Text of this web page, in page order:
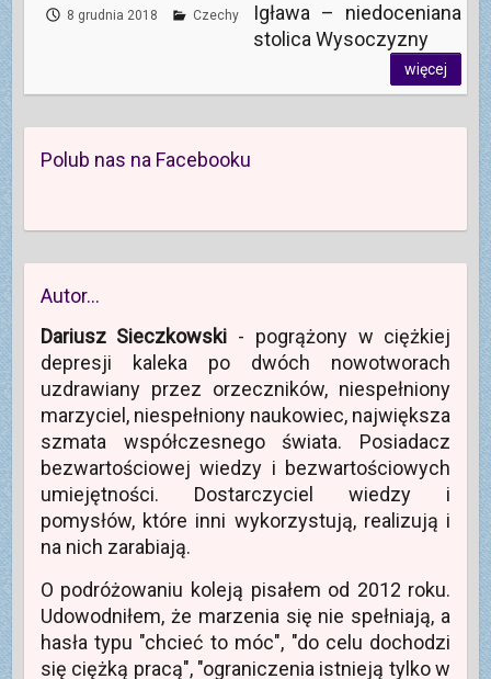
8 grudnia 2018 Czechy
Igława – niedoceniana
stolica Wysoczyzny
więcej
Polub nas na Facebooku
Autor…
Dariusz Sieczkowski - pogrążony w ciężkiej
depresji kaleka po dwóch nowotworach
uzdrawiany przez orzeczników, niespełniony
marzyciel, niespełniony naukowiec, największa
szmata współczesnego świata. Posiadacz
bezwartościowej wiedzy i bezwartościowych
umiejętności. Dostarczyciel wiedzy i
pomysłów, które inni wykorzystują, realizują i
na nich zarabiają.
O podróżowaniu koleją pisałem od 2012 roku.
Udowodniłem, że marzenia się nie spełniają, a
hasła typu "chcieć to móc", "do celu dochodzi
się ciężką pracą", "ograniczenia istnieją tylko w